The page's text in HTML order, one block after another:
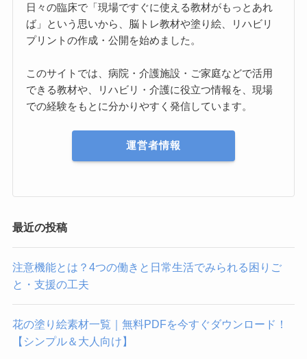
日々の臨床で「現場ですぐに使える教材がもっとあれ
ば」という思いから、脳トレ教材や塗り絵、リハビリ
プリントの作成・公開を始めました。
このサイトでは、病院・介護施設・ご家庭などで活用
できる教材や、リハビリ・介護に役立つ情報を、現場
での経験をもとに分かりやすく発信しています。
運営者情報
最近の投稿
注意機能とは？4つの働きと日常生活でみられる困りご
と・支援の工夫
花の塗り絵素材一覧｜無料PDFを今すぐダウンロード！
【シンプル＆大人向け】